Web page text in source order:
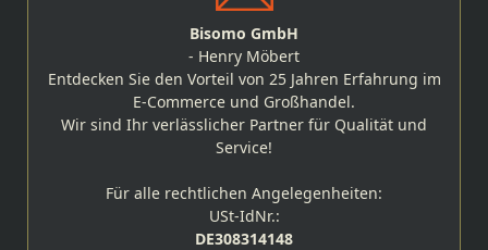
Bisomo GmbH
- Henry Möbert
Entdecken Sie den Vorteil von 25 Jahren Erfahrung im
E-Commerce und Großhandel.
Wir sind Ihr verlässlicher Partner für Qualität und
Service!
Für alle rechtlichen Angelegenheiten:
USt-IdNr.:
DE308314148